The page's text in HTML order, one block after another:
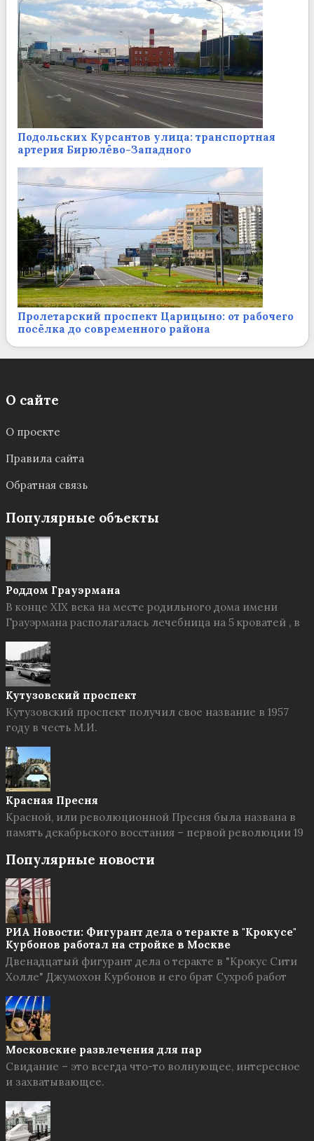
Подольских Курсантов улица: транспортная
артерия Бирюлёво-Западного
Пролетарский проспект Царицыно: от рабочего
посёлка до современного района
О сайте
О проекте
Правила сайта
Обратная связь
Популярные объекты
Роддом Грауэрмана
В конце XIX века на месте родильного дома имени
Грауэрмана располагалась лечебница на 5 кроватей , в
Кутузовский проспект
Кутузовский проспект получил свое название в 1957
году в честь М.И.
Красная Пресня
Красной, или революционной Пресня была названа в
память декабрьского восстания – первой революции 19
Популярные новости
РИА Новости: Фигурант дела о теракте в "Крокусе"
Курбонов работал на стройке в Москве
Двенадцатый фигурант дела о теракте в "Крокус Сити
Холле" Джумохон Курбонов и его брат Сухроб работ
Московские развлечения для пар
Свидание – это всегда что-то волнующее, интересное
и захватывающее.